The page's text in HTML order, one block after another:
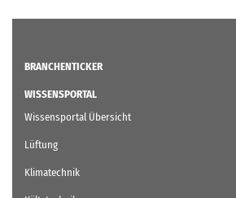
BRANCHENTICKER
WISSENSPORTAL
Wissensportal Übersicht
Lüftung
Klimatechnik